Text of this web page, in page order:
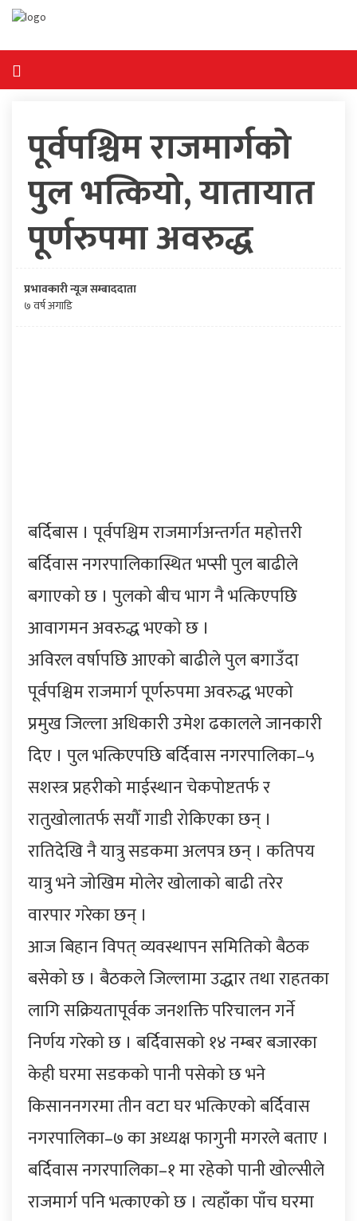
पूर्वपश्चिम राजमार्गको
पुल भत्कियो, यातायात
पूर्णरुपमा अवरुद्ध
प्रभावकारी न्यूज सम्बाददाता
७ वर्ष अगाडि
बर्दिबास । पूर्वपश्चिम राजमार्गअन्तर्गत महोत्तरी
बर्दिवास नगरपालिकास्थित भप्सी पुल बाढीले
बगाएको छ । पुलको बीच भाग नै भत्किएपछि
आवागमन अवरुद्ध भएको छ ।
अविरल वर्षापछि आएको बाढीले पुल बगाउँदा
पूर्वपश्चिम राजमार्ग पूर्णरुपमा अवरुद्ध भएको
प्रमुख जिल्ला अधिकारी उमेश ढकालले जानकारी
दिए । पुल भत्किएपछि बर्दिवास नगरपालिका–५
सशस्त्र प्रहरीको माईस्थान चेकपोष्टतर्फ र
रातुखोलातर्फ सयौँ गाडी रोकिएका छन् ।
रातिदेखि नै यात्रु सडकमा अलपत्र छन् । कतिपय
यात्रु भने जोखिम मोलेर खोलाको बाढी तरेर
वारपार गरेका छन् ।
आज बिहान विपत् व्यवस्थापन समितिको बैठक
बसेको छ । बैठकले जिल्लामा उद्धार तथा राहतका
लागि सक्रियतापूर्वक जनशक्ति परिचालन गर्ने
निर्णय गरेको छ । बर्दिवासको १४ नम्बर बजारका
केही घरमा सडकको पानी पसेको छ भने
किसाननगरमा तीन वटा घर भत्किएको बर्दिवास
नगरपालिका–७ का अध्यक्ष फागुनी मगरले बताए ।
बर्दिवास नगरपालिका–१ मा रहेको पानी खोल्सीले
राजमार्ग पनि भत्काएको छ । त्यहाँका पाँच घरमा